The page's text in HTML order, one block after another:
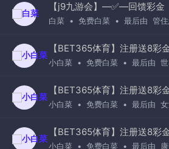
【j9九游会】—✅—回馈彩金
白菜 • 免费白菜 • 最后由 管
【BET365体育】注册送8彩
小白菜 • 免费白菜 • 最后由
【BET365体育】注册送8彩
小白菜 • 免费白菜 • 最后由
【BET365体育】注册送8彩
小白菜 • 免费白菜 • 最后由